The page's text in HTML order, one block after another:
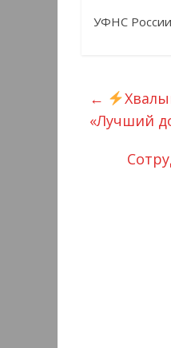
УФНС России
←
«Лучший